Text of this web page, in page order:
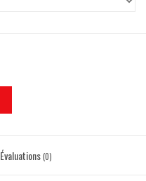
Évaluations(0)